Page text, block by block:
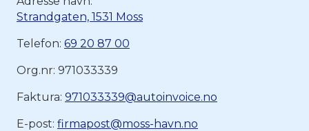
Strandgaten, 1531 Moss
Telefon: 69 20 87 00
Org.nr: 971033339
Faktura: 971033339@autoinvoice.no
E-post: firmapost@moss-havn.no